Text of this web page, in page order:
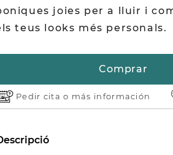
joies per a lluir i
teus looks més personals.
Comprar
Pedir cita o más información